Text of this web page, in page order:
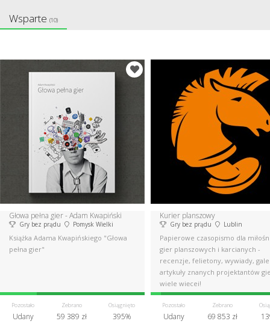
Wsparte (10)
Głowa pełna gier - Adam Kwapiński
Gry bez prądu Pomysk Wielki
Książka Adama Kwapińskiego "Głowa
pełna gier"
Pozostało
Udany
Zebrano
59 389 zł
Osiągnięto
395%
Kurier planszowy
Gry bez prądu Lublin
Papierowe czasopismo dla
gier planszowych i karcianych -
recenzje, felietony, wywiady,
artykuły znanych projektantów
wiele więcej!
Pozostało
Udany
Zebrano
69 853 zł